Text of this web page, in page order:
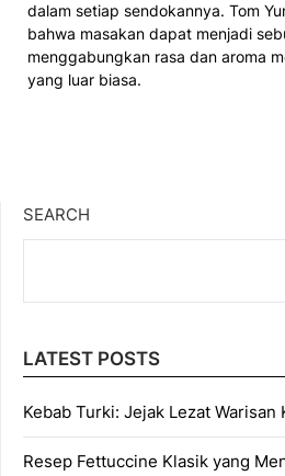
dalam setiap sendokannya. Tom
bahwa masakan dapat menjadi
menggabungkan rasa dan aroma
yang luar biasa.
SEARCH
LATEST POSTS
Kebab Turki: Jejak Lezat Warisan
Resep Fettuccine Klasik yang